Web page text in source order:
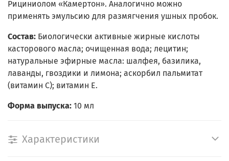
Рициниолом «Камертон». Аналогично можно
применять эмульсию для размягчения ушных пробок.
Состав: Биологически активные жирные кислоты
касторового масла; очищенная вода; лецитин;
натуральные эфирные масла: шалфея, базилика,
лаванды, гвоздики и лимона; аскорбил пальмитат
(витамин С); витамин Е.
Форма выпуска: 10 мл
Характеристики